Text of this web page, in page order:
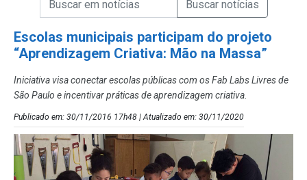
Escolas municipais participam do projeto
“Aprendizagem Criativa: Mão na Massa”
Iniciativa visa conectar escolas públicas com os Fab Labs Livres de
São Paulo e incentivar práticas de aprendizagem criativa.
Publicado em: 30/11/2016 17h48 | Atualizado em: 30/11/2020